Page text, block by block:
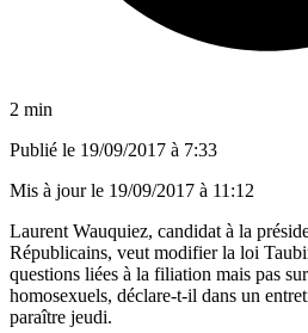
2 min
Publié le 19/09/2017 à 7:33
Mis à jour le 19/09/2017 à 11:12
Laurent Wauquiez, candidat à la
Républicains, veut modifier la loi
questions liées à la filiation mais pas
homosexuels, déclare-t-il dans un
paraître jeudi.